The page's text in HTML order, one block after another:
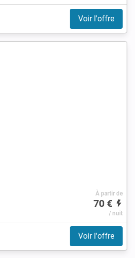
Voir l'offre
À partir de
70 €
/ nuit
Voir l'offre